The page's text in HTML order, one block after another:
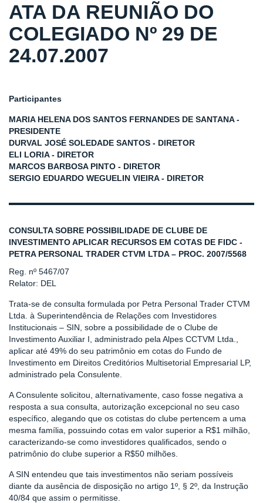
ATA DA REUNIÃO DO
COLEGIADO Nº 29 DE
24.07.2007
Participantes
MARIA HELENA DOS SANTOS FERNANDES DE SANTANA -
PRESIDENTE
DURVAL JOSÉ SOLEDADE SANTOS - DIRETOR
ELI LORIA - DIRETOR
MARCOS BARBOSA PINTO - DIRETOR
SERGIO EDUARDO WEGUELIN VIEIRA - DIRETOR
CONSULTA SOBRE POSSIBILIDADE DE CLUBE DE
INVESTIMENTO APLICAR RECURSOS EM COTAS DE FIDC -
PETRA PERSONAL TRADER CTVM LTDA – PROC. 2007/5568
Reg. nº 5467/07
Relator: DEL
Trata-se de consulta formulada por Petra Personal Trader CTVM
Ltda. à Superintendência de Relações com Investidores
Institucionais – SIN, sobre a possibilidade de o Clube de
Investimento Auxiliar I, administrado pela Alpes CCTVM Ltda.,
aplicar até 49% do seu patrimônio em cotas do Fundo de
Investimento em Direitos Creditórios Multisetorial Empresarial LP,
administrado pela Consulente.
A Consulente solicitou, alternativamente, caso fosse negativa a
resposta a sua consulta, autorização excepcional no seu caso
específico, alegando que os cotistas do clube pertencem a uma
mesma família, possuindo cotas em valor superior a R$1 milhão,
caracterizando-se como investidores qualificados, sendo o
patrimônio do clube superior a R$50 milhões.
A SIN entendeu que tais investimentos não seriam possíveis
diante da ausência de disposição no artigo 1º, § 2º, da Instrução
40/84 que assim o permitisse.